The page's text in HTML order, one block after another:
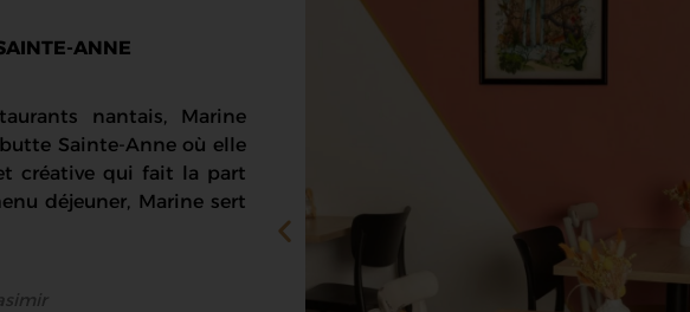
ANNE
nantais, Marine
Sainte-Anne où elle
créative qui fait la part
déjeuner, Marine sert